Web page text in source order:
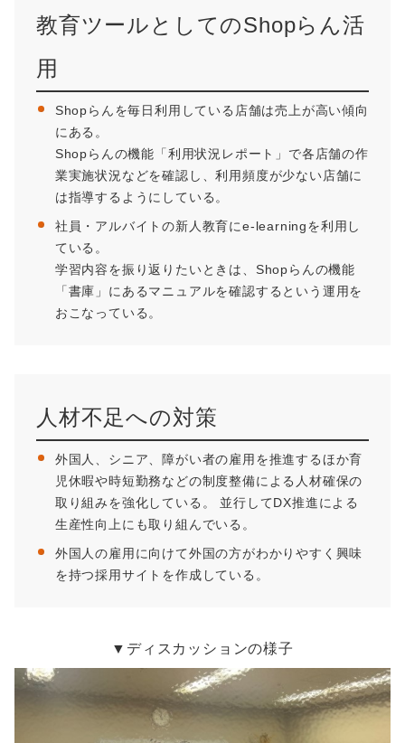
教育ツールとしてのShopらん活
用
Shopらんを毎日利用している店舗は売上が高い傾向
にある。
Shopらんの機能「利用状況レポート」で各店舗の作
業実施状況などを確認し、利用頻度が少ない店舗に
は指導するようにしている。
社員・アルバイトの新人教育にe-learningを利用し
ている。
学習内容を振り返りたいときは、Shopらんの機能
「書庫」にあるマニュアルを確認するという運用を
おこなっている。
人材不足への対策
外国人、シニア、障がい者の雇用を推進するほか育
児休暇や時短勤務などの制度整備による人材確保の
取り組みを強化している。 並行してDX推進による
生産性向上にも取り組んでいる。
外国人の雇用に向けて外国の方がわかりやすく興味
を持つ採用サイトを作成している。
▼ディスカッションの様子